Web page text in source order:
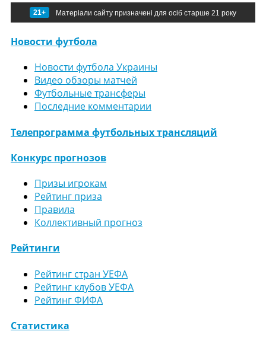
21+ Матеріали сайту призначені для осіб старше 21 року
Новости футбола
Новости футбола Украины
Видео обзоры матчей
Футбольные трансферы
Последние комментарии
Телепрограмма футбольных трансляций
Конкурс прогнозов
Призы игрокам
Рейтинг приза
Правила
Коллективный прогноз
Рейтинги
Рейтинг стран УЕФА
Рейтинг клубов УЕФА
Рейтинг ФИФА
Статистика